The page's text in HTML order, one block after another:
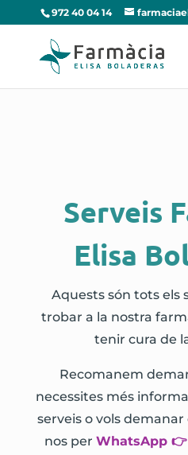
972 40 04 14
Serveis
Elisa
Aquests són tots els
trobar a la nostra
tenir cura de
Recomanem
necessites més
serveis o vols
nos perWhatsApp 👉